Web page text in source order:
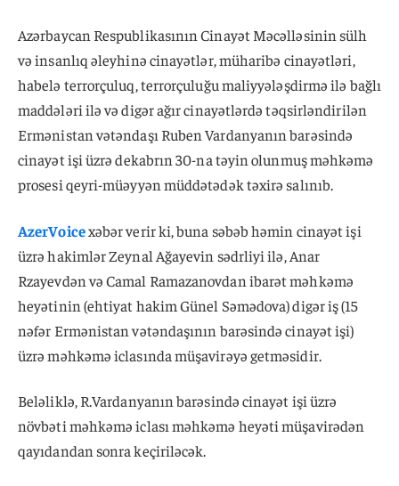
Azərbaycan Respublikasının Cinayət Məcəlləsinin sülh
və insanlıq əleyhinə cinayətlər, müharibə cinayətləri,
habelə terrorçuluq, terrorçuluğu maliyyələşdirmə ilə bağlı
maddələri ilə və digər ağır cinayətlərdə təqsirləndirilən
Ermənistan vətəndaşı Ruben Vardanyanın barəsində
cinayət işi üzrə dekabrın 30-na təyin olunmuş məhkəmə
prosesi qeyri-müəyyən müddətədək təxirə salınıb.
AzerVoicexəbər verir ki, buna səbəb həmin cinayət işi
üzrə hakimlər Zeynal Ağayevin sədrliyi ilə, Anar
Rzayevdən və Camal Ramazanovdan ibarət məhkəmə
heyətinin (ehtiyat hakim Günel Səmədova) digər iş (15
nəfər Ermənistan vətəndaşının barəsində cinayət işi)
üzrə məhkəmə iclasında müşavirəyə getməsidir.
Beləliklə, R.Vardanyanın barəsində cinayət işi üzrə
növbəti məhkəmə iclası məhkəmə heyəti müşavirədən
qayıdandan sonra keçiriləcək.